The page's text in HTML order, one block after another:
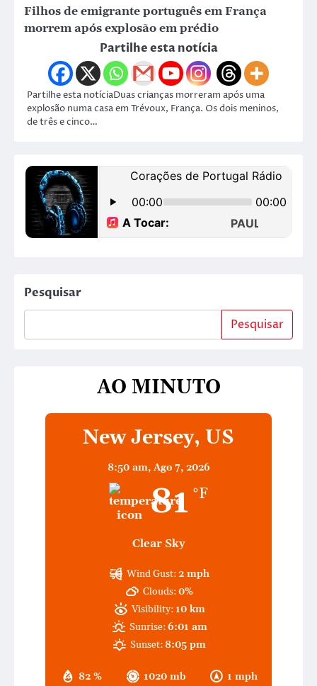
Filhos de emigrante português em França
morrem após explosão em prédio
Partilhe esta notícia
Partilhe esta notíciaDuas crianças morreram após uma
explosão numa casa em Trévoux, França. Os dois meninos,
de três e cinco…
Pesquisar
Pesquisar
AO MINUTO
New Jersey, US
8:50 am, Ago 7, 2026
81 °F
Clear Sky
82 % 1020 mb 1 mph
Wind Gust:2 mph
Clouds:0%
Visibility: 10 km
Sunrise:6:01 am
Sunset:8:05 pm